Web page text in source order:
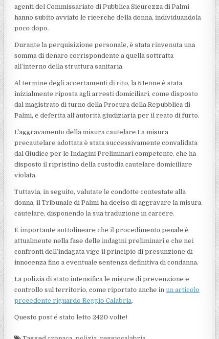
agenti del Commissariato di Pubblica Sicurezza di Palmi
hanno subito avviato le ricerche della donna, individuandola
poco dopo.
Durante la perquisizione personale, è stata rinvenuta una
somma di denaro corrispondente a quella sottratta
all’interno della struttura sanitaria.
Al termine degli accertamenti di rito, la 51enne è stata
inizialmente riposta agli arresti domiciliari, come disposto
dal magistrato di turno della Procura della Repubblica di
Palmi, e deferita all’autorità giudiziaria per il reato di furto.
L’aggravamento della misura cautelare La misura
precautelare adottata è stata successivamente convalidata
dal Giudice per le Indagini Preliminari competente, che ha
disposto il ripristino della custodia cautelare domiciliare
violata.
Tuttavia, in seguito, valutate le condotte contestate alla
donna, il Tribunale di Palmi ha deciso di aggravare la misura
cautelare, disponendo la sua traduzione in carcere.
È importante sottolineare che il procedimento penale è
attualmente nella fase delle indagini preliminari e che nei
confronti dell’indagata vige il principio di presunzione di
innocenza fino a eventuale sentenza definitiva di condanna.
La polizia di stato intensifica le misure di prevenzione e
controllo sul territorio, come riportato anche in un articolo
precedente riguardo Reggio Calabria.
Questo post é stato letto 2420 volte!